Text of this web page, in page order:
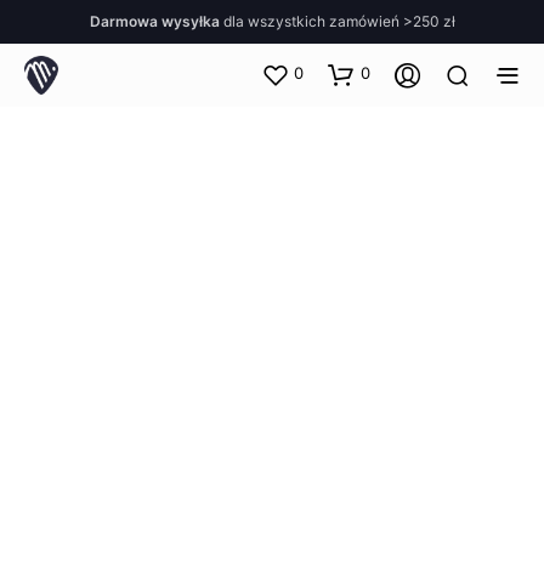
Darmowa wysyłka dla wszystkich zamówień >250 zł
0 0